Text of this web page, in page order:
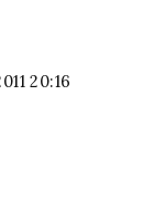
20:16